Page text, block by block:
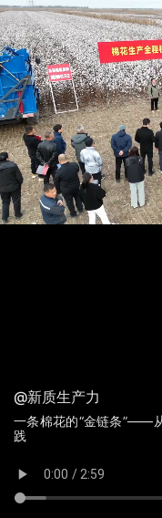
@新质生产力
一条棉花的“金链条”——
践